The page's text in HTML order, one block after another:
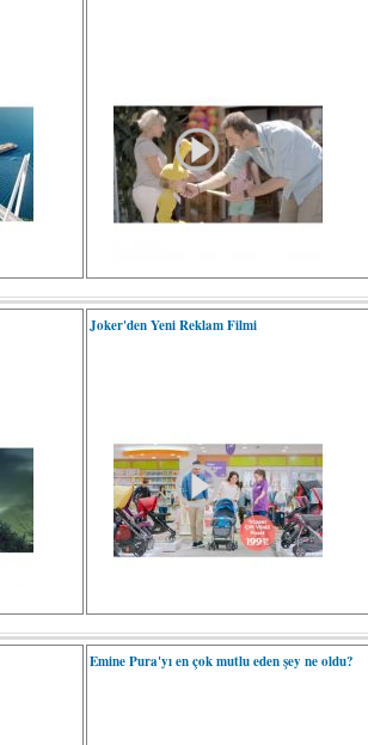
Joker'den Yeni Reklam Filmi
Emine Pura'yı en çok mutlu eden şey ne oldu?